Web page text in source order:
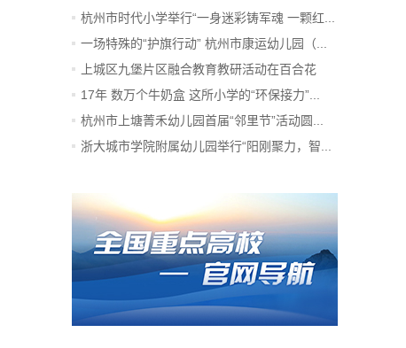
杭州市时代小学举行“一身迷彩铸军魂 一颗红...
一场特殊的“护旗行动” 杭州市康运幼儿园（...
上城区九堡片区融合教育教研活动在百合花
幼...
17年 数万个牛奶盒 这所小学的“环保接力”...
杭州市上塘菁禾幼儿园首届“邻里节”活动圆...
浙大城市学院附属幼儿园举行“阳刚聚力，智...